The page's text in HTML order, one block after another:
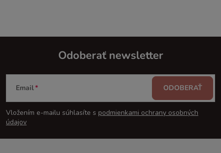
Z
á
p
Odoberať newsletter
Email
Vložením e-mailu súhlasíte s podmienkami ochrany osobných
údajov
ODOBERAŤ